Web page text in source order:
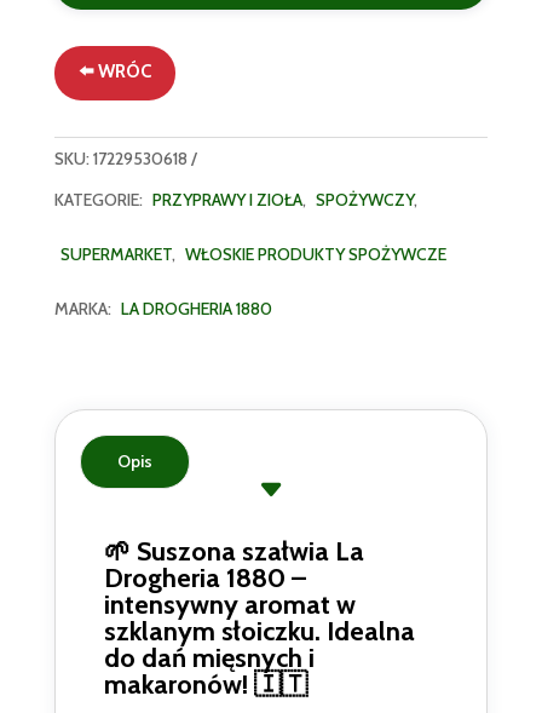
Liściach
Drogheria
1880
8g
⬅️ WRÓC
SKU:17229530618
KATEGORIE: PRZYPRAWY I ZIOŁA, SPOŻYWCZY,
SUPERMARKET, WŁOSKIE PRODUKTY SPOŻYWCZE
MARKA: LA DROGHERIA 1880
Opis
🌱 Suszona szałwia La
Drogheria 1880 –
intensywny aromat w
szklanym słoiczku. Idealna
do dań mięsnych i
makaronów! 🇮🇹